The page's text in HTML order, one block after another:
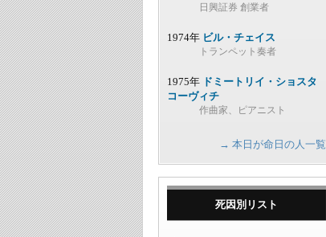
日興証券 創業者
1974年 ビル・チェイス
トランペット奏者
1975年 ドミートリイ・ショスタ
コーヴィチ
作曲家、ピアニスト
→ 本日が命日の人一覧
死因別リスト